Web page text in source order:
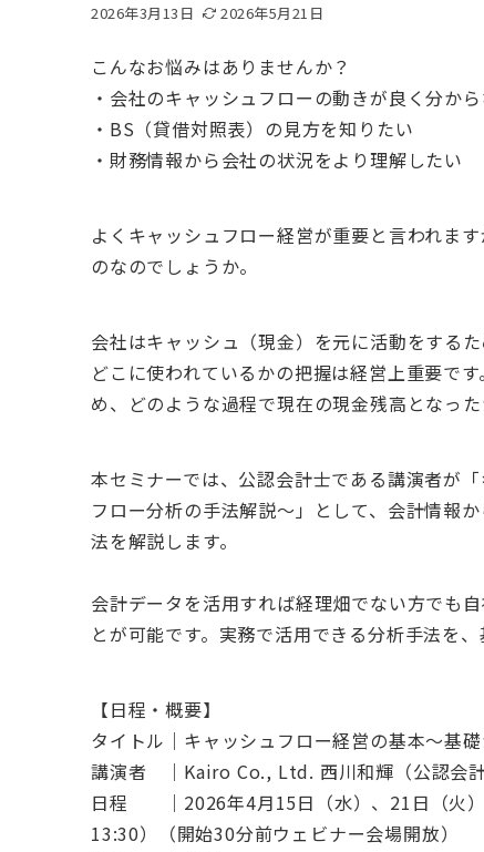
2026年3月13日 2026年5月21日
こんなお悩みはありませんか？
・会社のキャッシュフローの動きが良く分か
・BS（貸借対照表）の見方を知りたい
・財務情報から会社の状況をより理解したい
よくキャッシュフロー経営が重要と言われま
のなのでしょうか。
会社はキャッシュ（現金）を元に活動をする
どこに使われているかの把握は経営上重要で
め、 どのような過程で現在の現金残高となっ
本セミナーでは、公認会計士である講演者が
フロー分析の手法解説～」として、 会計情報
法を解説します。
会計データを活用すれば経理畑でない方でも
とが可能です。実務で活用できる分析手法を
【日程・概要】
タイトル｜キャッシュフロー経営の基本～基
講演者 ｜Kairo Co., Ltd. 西川和輝（公認会
日程 ｜2026年4月15日（水）、21日（火）
13:30）（開始30分前ウェビナー会場開放）